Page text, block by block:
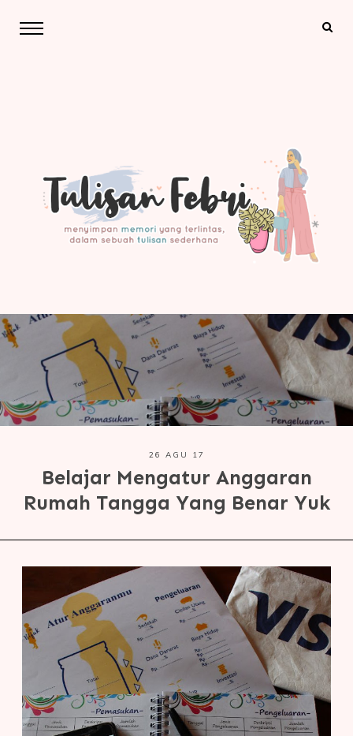
26 AGU 17
Belajar Mengatur Anggaran
Rumah Tangga Yang Benar Yuk